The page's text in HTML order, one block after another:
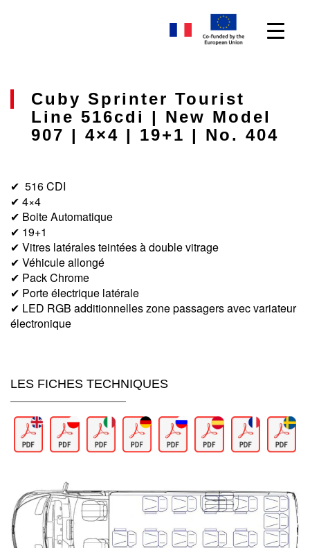
Cuby Sprinter Tourist
Line 516cdi | New Model
907 | 4×4 | 19+1 | No. 404
✔ 516 CDI
✔ 4×4
✔ Boite Automatique
✔ 19+1
✔ Vitres latérales teintées à double vitrage
✔ Véhicule allongé
✔ Pack Chrome
✔ Porte électrique latérale
✔ LED RGB additionnelles zone passagers avec variateur
électronique
LES FICHES TECHNIQUES